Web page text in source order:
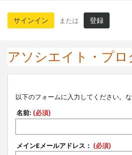
サインイン または 登録
アソシエイト・プ
以下のフォームに入力してください。
名前: (必須)
メインEメールアドレス： (必須)